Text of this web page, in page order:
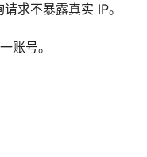
求不暴露真实 IP。
账号。